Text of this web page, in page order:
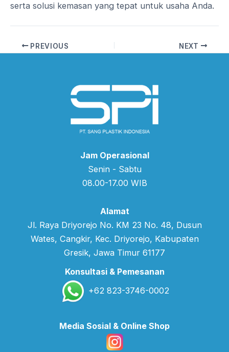
serta solusi kemasan yang tepat untuk usaha Anda.
PREVIOUS NEXT
Jam Operasional
Senin - Sabtu
08.00-17.00 WIB
Alamat
Jl. Raya Driyorejo No. KM 23 No. 48, Dusun
Wates, Cangkir, Kec. Driyorejo, Kabupaten
Gresik, Jawa Timur 61177
Konsultasi & Pemesanan
+62 823-3746-0002
Media Sosial & Online Shop